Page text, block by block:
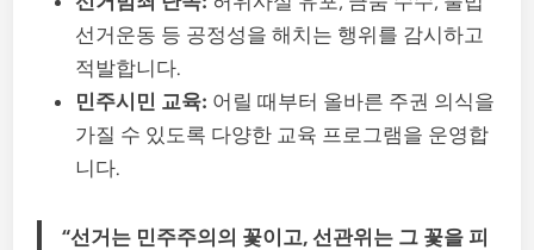
선거운동 등 공정성을 해치는 행위를 감시하고
적발합니다.
민주시민 교육: 어릴 때부터 올바른 주권 의식을
가질 수 있도록 다양한 교육 프로그램을 운영합
니다.
“선거는 민주주의의 꽃이고, 선관위는 그 꽃을 피